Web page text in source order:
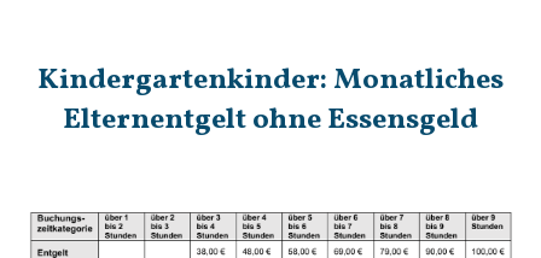
Kindergartenkinder: Monatliches
Elternentgelt ohne Essensgeld